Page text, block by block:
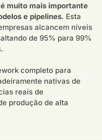
muito mais importante
e pipelines. Esta
alcancem níveis
de 95% para 99%
completo para
nativas de
reais de
produção de alta